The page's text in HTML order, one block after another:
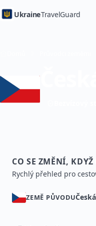
UkraineTravelGuard
CO SE ZMĚNÍ, KDYŽ
Rychlý přehled pro
ZEMĚ PŮVODU